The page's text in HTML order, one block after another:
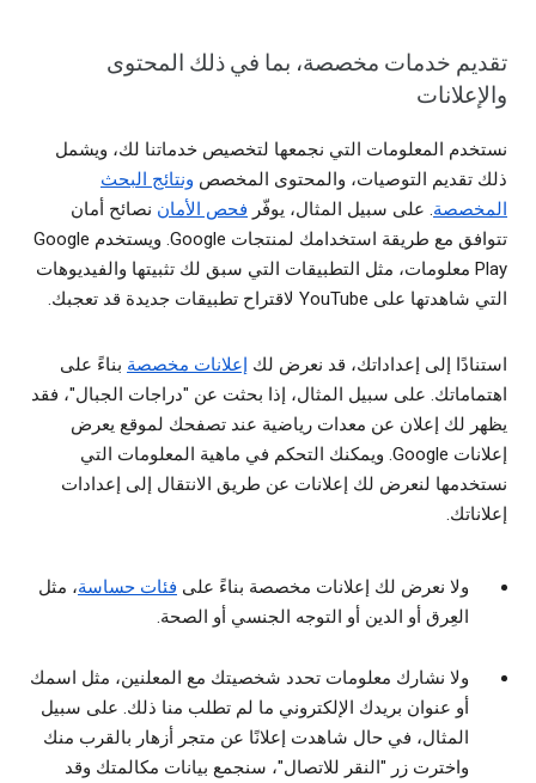
تقديم خدمات مخصصة، بما في ذلك المحتوى
والإعلانات
نستخدم المعلومات التي نجمعها لتخصيص خدماتنا لك، ويشمل
ذلك تقديم التوصيات، والمحتوى المخصص ونتائج البحث
المخصصة. على سبيل المثال، يوفّر فحص الأمان نصائح أمان
تتوافق مع طريقة استخدامك لمنتجات Google. ويستخدم Google
Play معلومات، مثل التطبيقات التي سبق لك تثبيتها والفيديوهات
التي شاهدتها على YouTube لاقتراح تطبيقات جديدة قد تعجبك.
استنادًا إلى إعداداتك، قد نعرض لك إعلانات مخصصة بناءً على
اهتماماتك. على سبيل المثال، إذا بحثت عن "دراجات الجبال"، فقد
يظهر لك إعلان عن معدات رياضية عند تصفحك لموقع يعرض
إعلانات Google. ويمكنك التحكم في ماهية المعلومات التي
نستخدمها لنعرض لك إعلانات عن طريق الانتقال إلى إعدادات
إعلاناتك.
ولا نعرض لك إعلانات مخصصة بناءً على فئات حساسة، مثل
العِرق أو الدين أو التوجه الجنسي أو الصحة.
ولا نشارك معلومات تحدد شخصيتك مع المعلنين، مثل اسمك
أو عنوان بريدك الإلكتروني ما لم تطلب منا ذلك. على سبيل
المثال، في حال شاهدت إعلانًا عن متجر أزهار بالقرب منك
واخترت زر "النقر للاتصال"، سنجمع بيانات مكالمتك وقد